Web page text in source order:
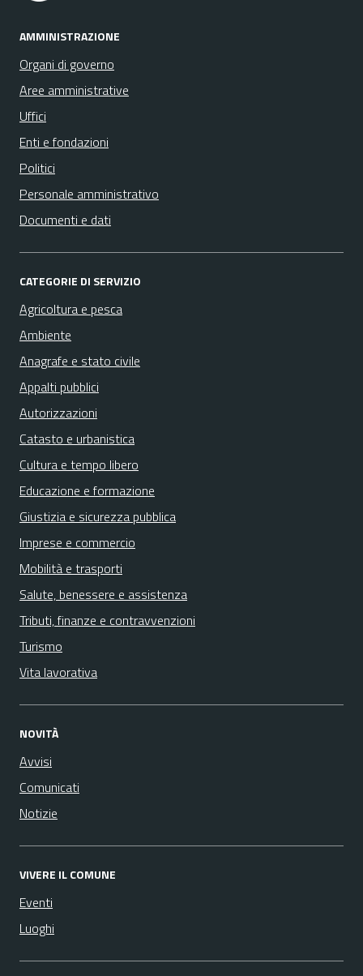
AMMINISTRAZIONE
Organi di governo
Aree amministrative
Uffici
Enti e fondazioni
Politici
Personale amministrativo
Documenti e dati
CATEGORIE DI SERVIZIO
Agricoltura e pesca
Ambiente
Anagrafe e stato civile
Appalti pubblici
Autorizzazioni
Catasto e urbanistica
Cultura e tempo libero
Educazione e formazione
Giustizia e sicurezza pubblica
Imprese e commercio
Mobilità e trasporti
Salute, benessere e assistenza
Tributi, finanze e contravvenzioni
Turismo
Vita lavorativa
NOVITÀ
Avvisi
Comunicati
Notizie
VIVERE IL COMUNE
Eventi
Luoghi